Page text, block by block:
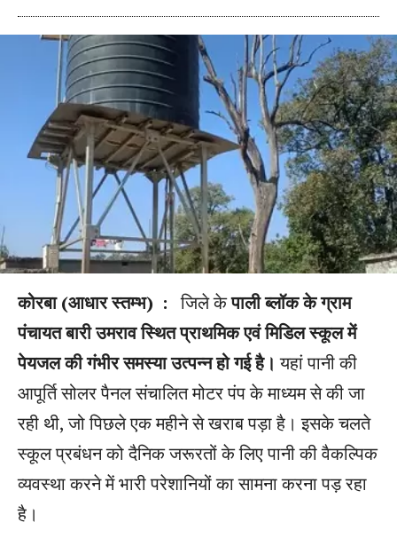
कोरबा (आधार स्तम्भ) : जिले केपाली ब्लॉक के ग्राम
पंचायत बारी उमराव स्थित प्राथमिक एवं मिडिल स्कूल में
पेयजल की गंभीर समस्या उत्पन्न हो गई है। यहां पानी की
आपूर्ति सोलर पैनल संचालित मोटर पंप के माध्यम से की जा
रही थी, जो पिछले एक महीने से खराब पड़ा है। इसके चलते
स्कूल प्रबंधन को दैनिक जरूरतों के लिए पानी की वैकल्पिक
व्यवस्था करने में भारी परेशानियों का सामना करना पड़ रहा
है।